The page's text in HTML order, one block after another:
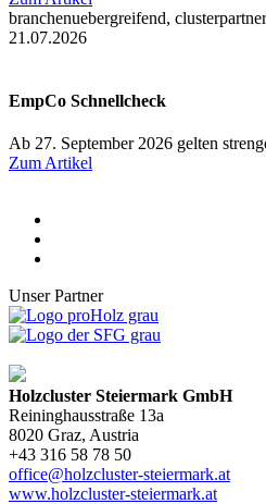
branchenuebergreifend, clusterpartner
21.07.2026
EmpCo Schnellcheck
Ab 27. September 2026 gelten
Zum Artikel
Unser Partner
Holzcluster Steiermark GmbH
Reininghausstraße 13a
8020 Graz, Austria
+43 316 58 78 50
office@holzcluster-steiermark.at
www.holzcluster-steiermark.at